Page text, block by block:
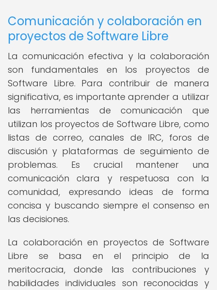
Comunicación y colaboración en
proyectos de Software Libre
La comunicación efectiva y la colaboración
son fundamentales en los proyectos de
Software Libre. Para contribuir de manera
significativa, es importante aprender a utilizar
las herramientas de comunicación que
utilizan los proyectos de Software Libre, como
listas de correo, canales de IRC, foros de
discusión y plataformas de seguimiento de
problemas. Es crucial mantener una
comunicación clara y respetuosa con la
comunidad, expresando ideas de forma
concisa y buscando siempre el consenso en
las decisiones.
La colaboración en proyectos de Software
Libre se basa en el principio de la
meritocracia, donde las contribuciones y
habilidades individuales son reconocidas y